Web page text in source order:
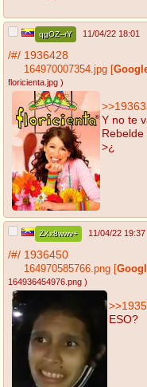
qgOZ--rY 11/04/22 18:01
/#/ 1936428
164970007354.jpg
floricienta.jpg )
Y no te
Rebelde
>¿
ZXx8wwv+ 11/04/22 19:37
/#/ 1936450
164970585766.png
164936454976.png )
ESO?